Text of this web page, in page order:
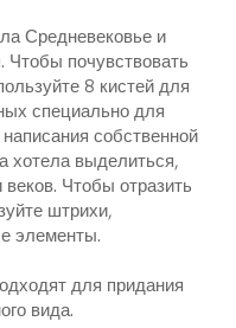
Средневековье и
Чтобы почувствовать
8 кистей для
специально для
собственной
хотела выделиться,
веков. Чтобы отразить
штрихи,
элементы.
для придания
вида.